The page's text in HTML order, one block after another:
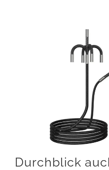
Durchblick